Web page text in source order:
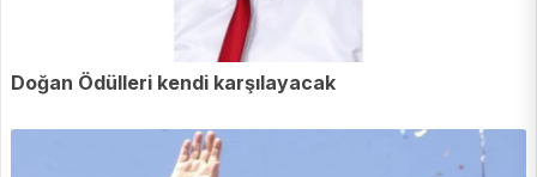
Doğan Ödülleri kendi karşılayacak